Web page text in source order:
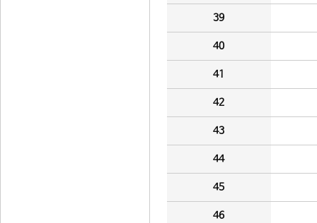
39
40
41
42
43
44
45
46